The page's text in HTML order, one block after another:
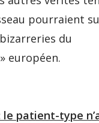
pourraient
du
européen.
le patient-type